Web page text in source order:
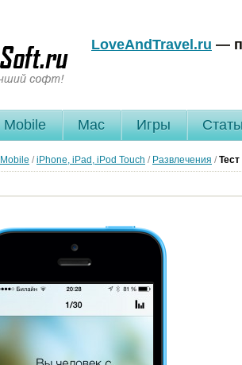
LoveAndTravel.ru —
Mobile Mac Игры
Mobile / iPhone, iPad, iPod Touch / Развлечения /